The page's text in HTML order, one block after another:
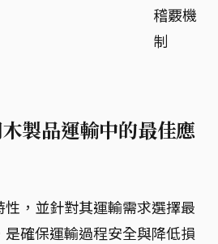
稽覈機
制
製品運輸中的最佳應
，並針對其運輸需求選擇最
確保運輸過程安全與降低損